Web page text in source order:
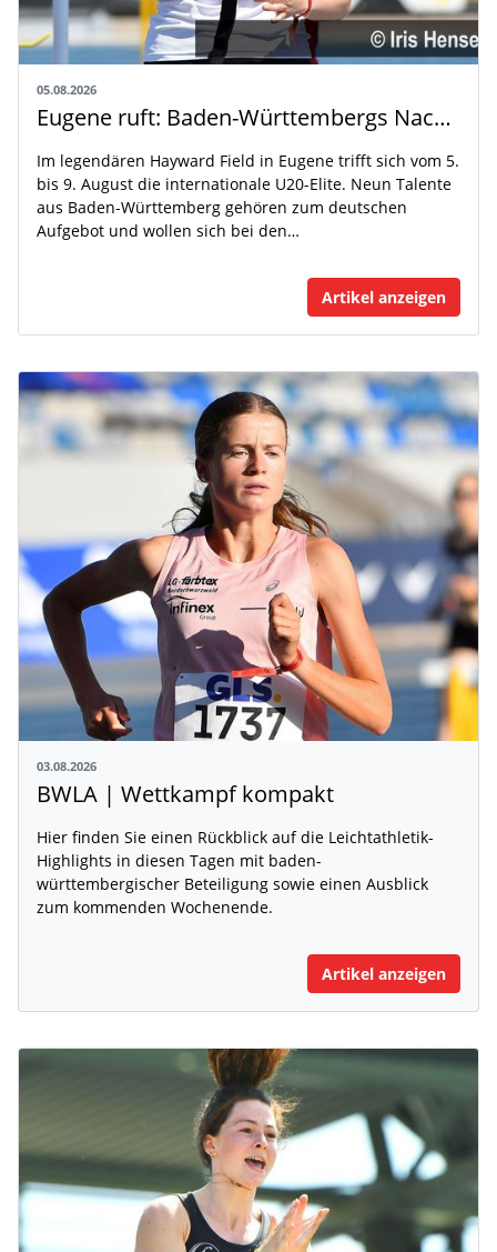
05.08.2026
Eugene ruft: Baden-Württembergs Nachwuchs greift nach der Weltspitze
Im legendären Hayward Field in Eugene trifft sich vom 5.
bis 9. August die internationale U20-Elite. Neun Talente
aus Baden-Württemberg gehören zum deutschen
Aufgebot und wollen sich bei den…
Artikel anzeigen
03.08.2026
BWLA | Wettkampf kompakt
Hier finden Sie einen Rückblick auf die Leichtathletik-
Highlights in diesen Tagen mit baden-
württembergischer Beteiligung sowie einen Ausblick
zum kommenden Wochenende.
Artikel anzeigen